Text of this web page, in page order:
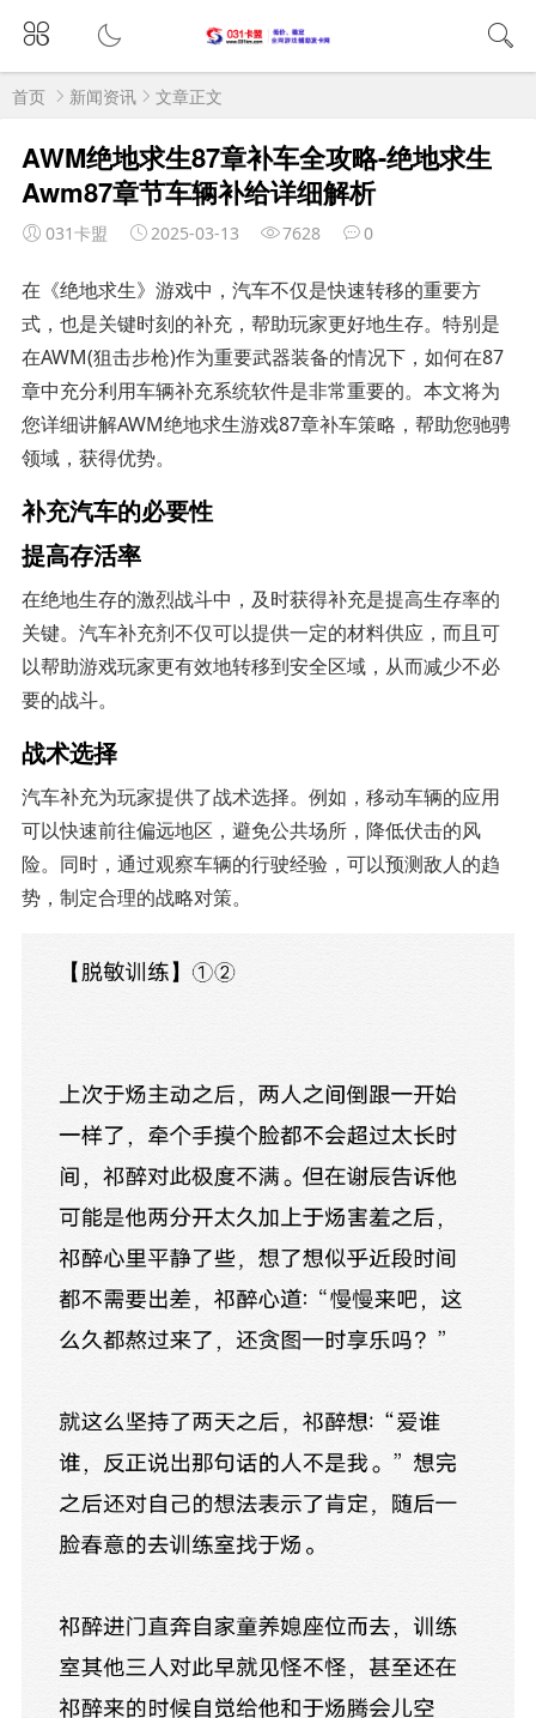
首页 新闻资讯 文章正文
AWM绝地求生87章补车全攻略-绝地求生
Awm87章节车辆补给详细解析
031卡盟 2025-03-13 7628 0
在《绝地求生》游戏中，汽车不仅是快速转移的重要方
式，也是关键时刻的补充，帮助玩家更好地生存。特别是
在AWM(狙击步枪)作为重要武器装备的情况下，如何在87
章中充分利用车辆补充系统软件是非常重要的。本文将为
您详细讲解AWM绝地求生游戏87章补车策略，帮助您驰骋
领域，获得优势。
补充汽车的必要性
提高存活率
在绝地生存的激烈战斗中，及时获得补充是提高生存率的
关键。汽车补充剂不仅可以提供一定的材料供应，而且可
以帮助游戏玩家更有效地转移到安全区域，从而减少不必
要的战斗。
战术选择
汽车补充为玩家提供了战术选择。例如，移动车辆的应用
可以快速前往偏远地区，避免公共场所，降低伏击的风
险。同时，通过观察车辆的行驶经验，可以预测敌人的趋
势，制定合理的战略对策。